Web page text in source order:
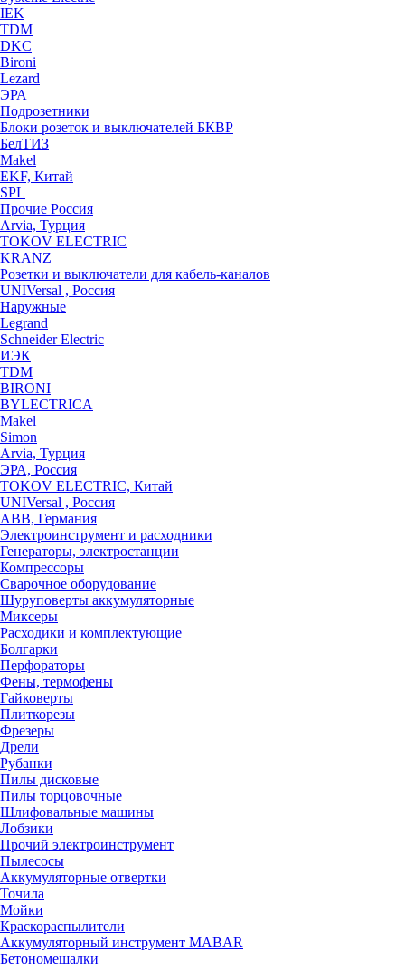
IEK
TDM
DKC
Bironi
Lezard
ЭРА
Подрозетники
Блоки розеток и выключателей БКВР
БелТИЗ
Makel
EKF, Китай
SPL
Прочие Россия
Arvia, Турция
TOKOV ELECTRIC
KRANZ
Розетки и выключатели для кабель-каналов
UNIVersal , Россия
Наружные
Legrand
Schneider Electric
ИЭК
TDM
BIRONI
BYLECTRICA
Makel
Simon
Arvia, Турция
ЭРА, Россия
TOKOV ELECTRIC, Китай
UNIVersal , Россия
ABB, Германия
Электроинструмент и расходники
Генераторы, электростанции
Компрессоры
Сварочное оборудование
Шуруповерты аккумуляторные
Миксеры
Расходики и комплектующие
Болгарки
Перфораторы
Фены, термофены
Гайковерты
Плиткорезы
Фрезеры
Дрели
Рубанки
Пилы дисковые
Пилы торцовочные
Шлифовальные машины
Лобзики
Прочий электроинструмент
Пылесосы
Аккумуляторные отвертки
Точила
Мойки
Краскораспылители
Аккумуляторный инструмент MABAR
Бетономешалки